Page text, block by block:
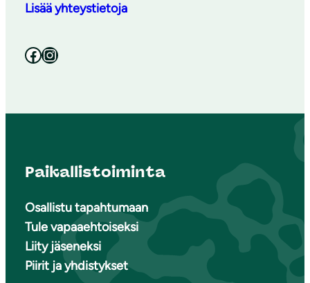
Lisää yhteystietoja
Facebook Instagram
Paikallistoiminta
Osallistu tapahtumaan
Tule vapaaehtoiseksi
Liity jäseneksi
Piirit ja yhdistykset